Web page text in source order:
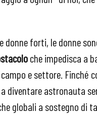
donne forti, le donne
che impedisca a
e settore. Finché
diventare astronauta
globali a sostegno di